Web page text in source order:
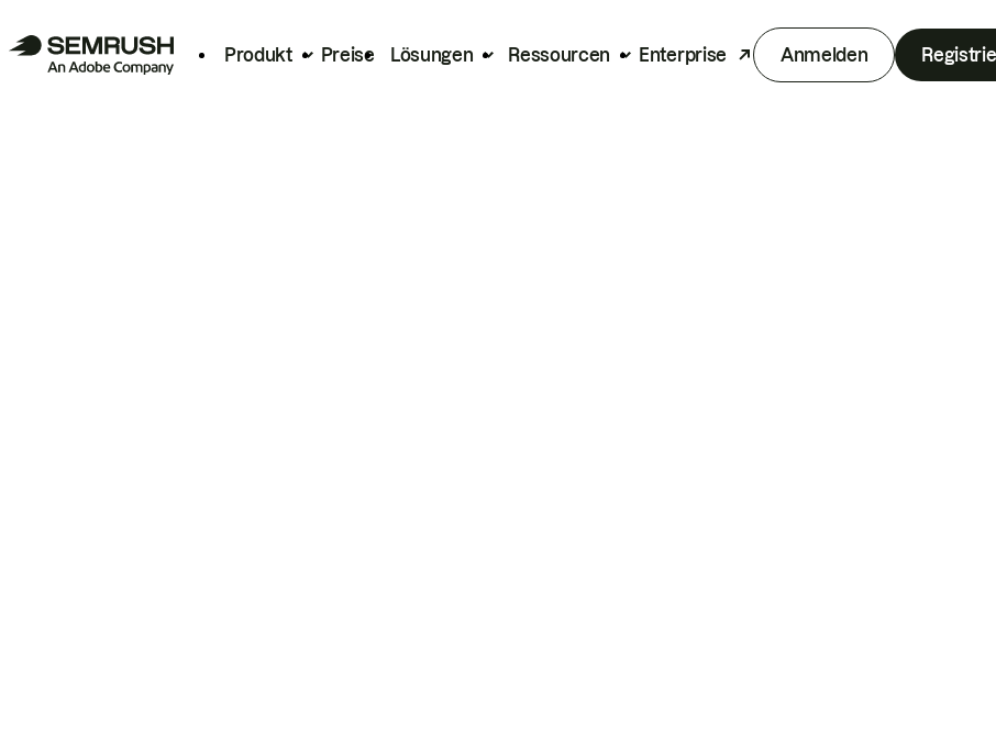
Produkt Preise Lösungen Ressourcen Enterprise Anmelden